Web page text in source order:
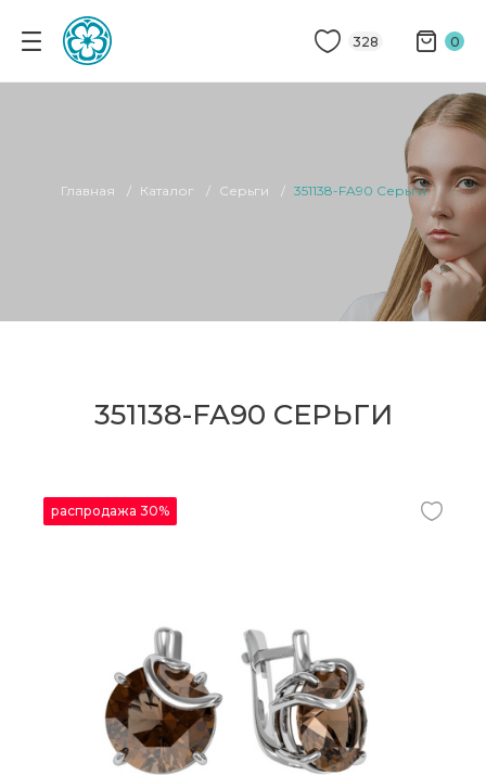
328 0
Главная Каталог Серьги 351138-FA90 Серьги
351138-FA90 СЕРЬГИ
распродажа 30%